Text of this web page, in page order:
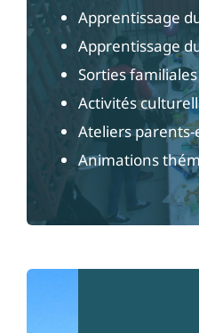
Apprentissage
Apprentissage
Sorties familiales
Activités
Ateliers
Animations